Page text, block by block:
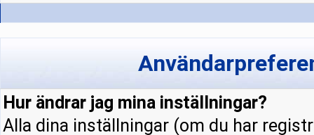
Hur ändrar jag mina inställningar?
Alla dina inställningar (om du har